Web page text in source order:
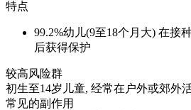
特点
99.2%幼儿(9至18个月大) 在接
后获得保护
较高风险群
初生至14岁儿童, 经常在户外或郊外
常见的副作用